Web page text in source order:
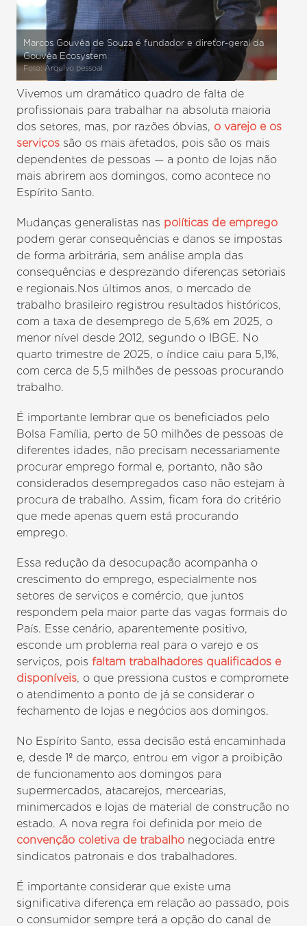
Marcos Gouvêa de Souza é fundador e diretor-geral da
Gouvêa Ecosystem
Foto: Arquivo pessoal
Vivemos um dramático quadro de falta de
profissionais para trabalhar na absoluta maioria
dos setores, mas, por razões óbvias, o varejo e os
serviços são os mais afetados, pois são os mais
dependentes de pessoas — a ponto de lojas não
mais abrirem aos domingos, como acontece no
Espírito Santo.
Mudanças generalistas nas políticas de emprego
podem gerar consequências e danos se impostas
de forma arbitrária, sem análise ampla das
consequências e desprezando diferenças setoriais
e regionais.Nos últimos anos, o mercado de
trabalho brasileiro registrou resultados históricos,
com a taxa de desemprego de 5,6% em 2025, o
menor nível desde 2012, segundo o IBGE. No
quarto trimestre de 2025, o índice caiu para 5,1%,
com cerca de 5,5 milhões de pessoas procurando
trabalho.
É importante lembrar que os beneficiados pelo
Bolsa Família, perto de 50 milhões de pessoas de
diferentes idades, não precisam necessariamente
procurar emprego formal e, portanto, não são
considerados desempregados caso não estejam à
procura de trabalho. Assim, ficam fora do critério
que mede apenas quem está procurando
emprego.
Essa redução da desocupação acompanha o
crescimento do emprego, especialmente nos
setores de serviços e comércio, que juntos
respondem pela maior parte das vagas formais do
País. Esse cenário, aparentemente positivo,
esconde um problema real para o varejo e os
serviços, poisfaltam trabalhadores qualificados e
disponíveis, o que pressiona custos e compromete
o atendimento a ponto de já se considerar o
fechamento de lojas e negócios aos domingos.
No Espírito Santo, essa decisão está encaminhada
e, desde 1º de março, entrou em vigor a proibição
de funcionamento aos domingos para
supermercados, atacarejos, mercearias,
minimercados e lojas de material de construção no
estado. A nova regra foi definida por meio de
convenção coletiva de trabalho negociada entre
sindicatos patronais e dos trabalhadores.
É importante considerar que existe uma
significativa diferença em relação ao passado, pois
o consumidor sempre terá a opção do canal de